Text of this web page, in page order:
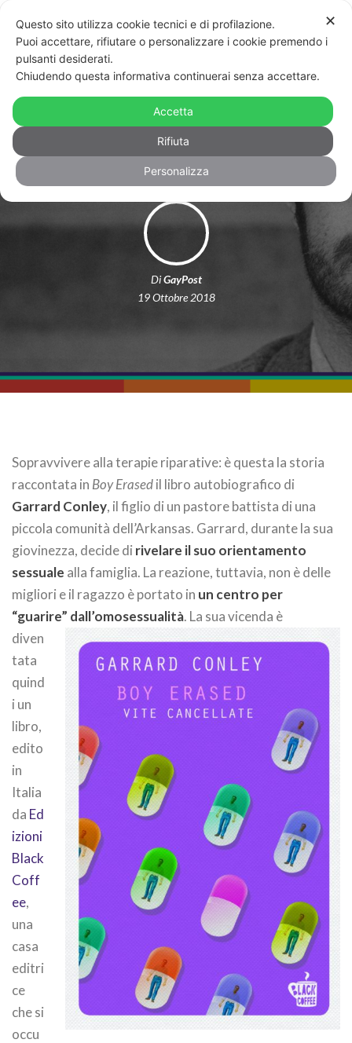
Sopravvivere alle terapie riparative:
arriva in Italia “Boy Erased”
DiGayPost
19 Ottobre 2018
Sopravvivere alla terapie riparative: è questa la storia
raccontata in Boy Erasedil libro autobiografico di
Garrard Conley, il figlio di un pastore battista di una
piccola comunità dell’Arkansas. Garrard, durante la sua
giovinezza, decide di rivelare il suo orientamento
sessuale alla famiglia. La reazione, tuttavia, non è delle
migliori e il ragazzo è portato in un centro per
“guarire” dall’omosessualità. La sua vicenda è
diven
tata
quind
i un
libro,
edito
in
Italia
da Ed
izioni
Black
Coff
ee,
una
casa
editri
ce
che si
occu
✕
Questo sito utilizza cookie tecnici e di profilazione.
Puoi accettare, rifiutare o personalizzare i cookie premendo i
pulsanti desiderati.
Chiudendo questa informativa continuerai senza accettare.
Accetta
Rifiuta
Personalizza